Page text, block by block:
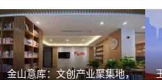
金山意库：文创产业聚集地，